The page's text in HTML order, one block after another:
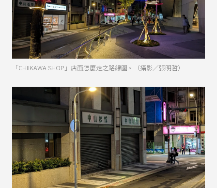
「CHIIKAWA SHOP」店面怎麼走之路線圖。（攝影／張明哲）